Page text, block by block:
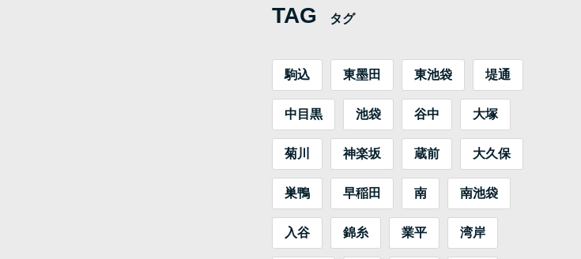
TAG タグ
駒込 東墨田 東池袋 堤通
中目黒 池袋 谷中 大塚
菊川 神楽坂 蔵前 大久保
巣鴨 早稲田 南 南池袋
入谷 錦糸 業平 湾岸